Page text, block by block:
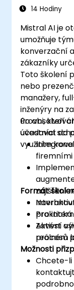
14 Hodiny
Mistral AI je
umožňuje
konverzační
zákazníky
Toto školení
nebo
manažery,
inženýry na
úrovni, kteří
uvedovat do
využitím
Po
účastníci
firemními
zajištění
pro
Zavést
procesů
Formát
Aktivní
reálném
Možnosti
Chcete-li